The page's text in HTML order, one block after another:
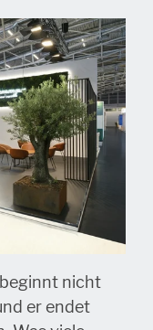
nicht
er endet